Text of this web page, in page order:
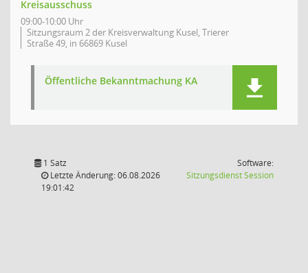
Kreisausschuss
09:00-10:00 Uhr
Sitzungsraum 2 der Kreisverwaltung Kusel, Trierer
Straße 49, in 66869 Kusel
Öffentliche Bekanntmachung KA
1 Satz
Letzte Änderung: 06.08.2026
19:01:42
Software:
SitzungsdienstSession(Wird in